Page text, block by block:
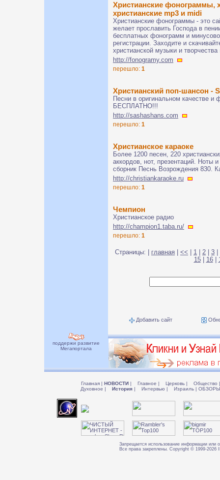
Христианские фонограммы,
христианские mp3 и midi
Христианские фонограммы - это
желает прославить Господа в
бесплатных фонограмм и
регистрации. Заходите и
христианской музыки и
http://fonogramy.com
перешло: 1
Христианский поп-шансон -
Песни в оригинальном качестве
БЕСПЛАТНО!!!
http://sashashans.com
перешло: 1
Христианское караоке
Более 1200 песен, 220
аккордов, нот, презентаций. Ноты
сборник Песнь Возрождения 830.
http://christiankaraoke.ru
перешло: 1
Чемпион
Христианское радио
http://champion1.taba.ru/
перешло: 1
Страницы: | главная << 1 2 3
15| 16|
Добавить сайт
поддержи развитие
Мегапортала
Главная | НОВОСТИ | Главное | Церковь | Общество |
Духовное | История | Интервью | Израиль |
Запрещается использование информации или
Все права закреплены. Copyright © 1999-